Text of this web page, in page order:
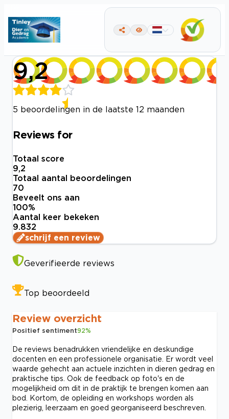
9,2
5 beoordelingen in de laatste 12 maanden
Reviews for
Totaal score
9,2
Totaal aantal beoordelingen
70
Beveelt ons aan
100%
Aantal keer bekeken
9.832
schrijf een review
Geverifieerde reviews
Top beoordeeld
Review overzicht
Positief sentiment92%
De reviews benadrukken vriendelijke en deskundige
docenten en een professionele organisatie. Er wordt veel
waarde gehecht aan actuele inzichten in dieren gedrag en
praktische tips. Ook de feedback op foto's en de
mogelijkheid om dit in de praktijk te brengen komen aan
bod. Kortom, de opleiding en workshops worden als
plezierig, leerzaam en goed georganiseerd beschreven.